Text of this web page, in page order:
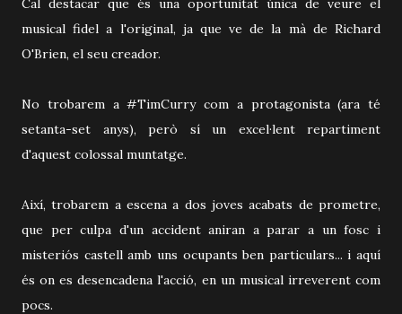
Cal destacar que és una oportunitat única de veure el
musical fidel a l'original, ja que ve de la mà de Richard
O'Brien, el seu creador.
No trobarem a #TimCurry com a protagonista (ara té
setanta-set anys), però sí un excel·lent repartiment
d'aquest colossal muntatge.
Així, trobarem a escena a dos joves acabats de prometre,
que per culpa d'un accident aniran a parar a un fosc i
misteriós castell amb uns ocupants ben particulars... i aquí
és on es desencadena l'acció, en un musical irreverent com
pocs.